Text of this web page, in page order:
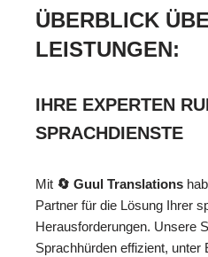
ÜBERBLICK
LEISTUNGEN:
IHRE EXPERTEN
SPRACHDIENSTE
Mit 🔄 Guul Translations
Partner für die Lösung Ihrer
Herausforderungen. Unsere
Sprachhürden effizient, unter